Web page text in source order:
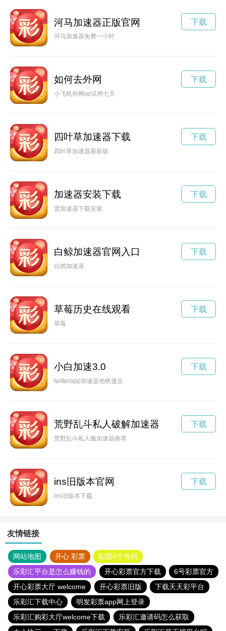
河马加速器正版官网
河马加速器免费一小时
下载
如何去外网
小飞机外网vp试用七天
下载
四叶草加速器下载
四叶草加速器最新版
下载
加速器安装下载
雷加速器下载安装
下载
白鲸加速器官网入口
白鸽加速器
下载
草莓历史在线观看
草莓
下载
小白加速3.0
twitterapp加速器地铁逃生
下载
荒野乱斗私人破解加速器
荒野乱斗私人服加速器推荐
下载
ins旧版本官网
ins旧版本下载
下载
友情链接
网站地图 开心 彩票
彩票6个号码
乐彩汇平台是怎么赚钱的
开心彩票官方下载
6号彩票官方
开心彩票大厅 welcome
开心彩票旧版
下载天天彩平台
乐彩汇下载中心
明发彩票app网上登录
乐彩汇购彩大厅welcome下载
乐彩汇邀请码怎么获取